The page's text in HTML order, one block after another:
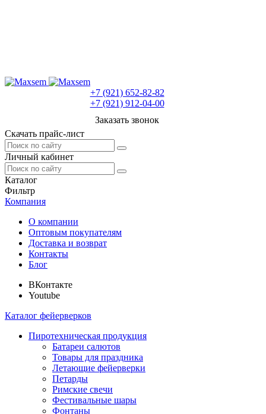
+7 (921) 652-82-82
+7 (921) 912-04-00
Заказать звонок
Скачать прайс-лист
Личный кабинет
Каталог
Фильтр
Компания
О компании
Оптовым покупателям
Доставка и возврат
Контакты
Блог
ВКонтакте
Youtube
Каталог фейерверков
Пиротехническая продукция
Батареи салютов
Товары для праздника
Летающие фейерверки
Петарды
Римские свечи
Фестивальные шары
Фонтаны